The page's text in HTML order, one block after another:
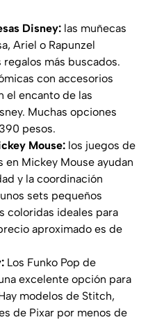
Disney: las muñecas
Ariel o Rapunzel
más buscados.
con accesorios
el encanto de las
Muchas opciones
pesos.
Mouse: los juegos de
Mickey Mouse ayudan
y la coordinación
sets pequeños
coloridas ideales para
aproximado es de
Los Funko Pop de
excelente opción para
modelos de Stitch,
de Pixar por menos de